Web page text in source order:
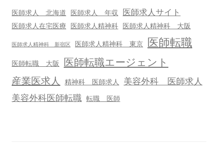
医師求人 北海道 医師求人 年収 医師求人サイト
医師求人在宅医療 医師求人精神科 医師求人精神科 大阪
医師求人精神科 新宿区 医師求人精神科 東京 医師転職
医師転職 大阪 医師転職エージェント
産業医求人 精神科 医師求人
美容外科 医師求人
美容外科医師転職
転職 医師